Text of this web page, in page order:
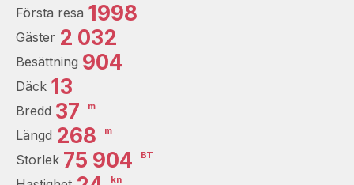
Första resa 1998
Gäster 2 032
Besättning 904
Däck 13
Bredd 37 m
Längd 268 m
Storlek 75 904 BT
kn